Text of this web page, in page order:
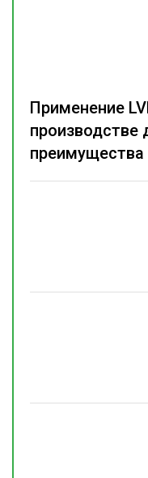
Применение
производстве
преимущества